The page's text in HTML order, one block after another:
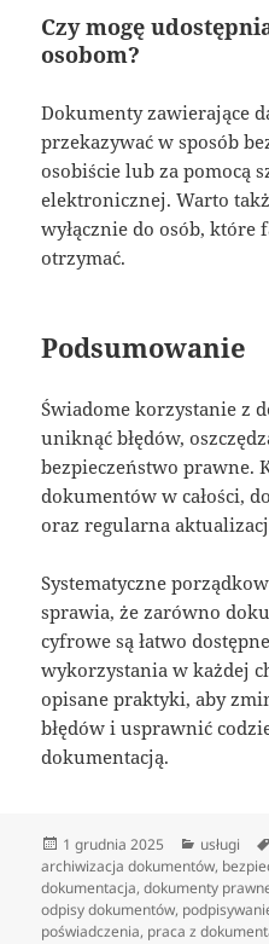
Czy mogę
osobom?
Dokumenty zawierające
przekazywać w sposób
osobiście lub za pomocą
elektronicznej. Warto
wyłącznie do osób, które
otrzymać.
Podsumowanie
Świadome korzystanie z
uniknąć błędów,
bezpieczeństwo prawne.
dokumentów w całości,
oraz regularna
Systematyczne
sprawia, że zarówno
cyfrowe są łatwo
wykorzystania w każdej
opisane praktyki, aby
błędów i usprawnić
dokumentacją.
Data
publikacji
1 grudnia 2025 Kategorie
usługi
archiwizacja dokumentów,
dokumentacja,dokumenty
odpisy dokumentów,
poświadczenia, praca z